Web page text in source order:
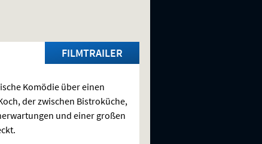
FILMTRAILER
Komödie über einen
der zwischen Bistroküche,
und einer großen